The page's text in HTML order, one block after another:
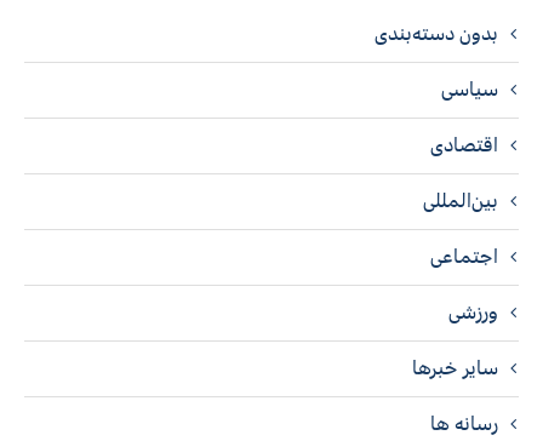
بدون دسته‌بندی
سیاسی
اقتصادی
بین‌المللی
اجتماعی
ورزشی
سایر خبرها
رسانه ها